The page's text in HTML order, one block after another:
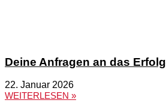
Deine Anfragen an das
22. Januar 2026
WEITERLESEN »